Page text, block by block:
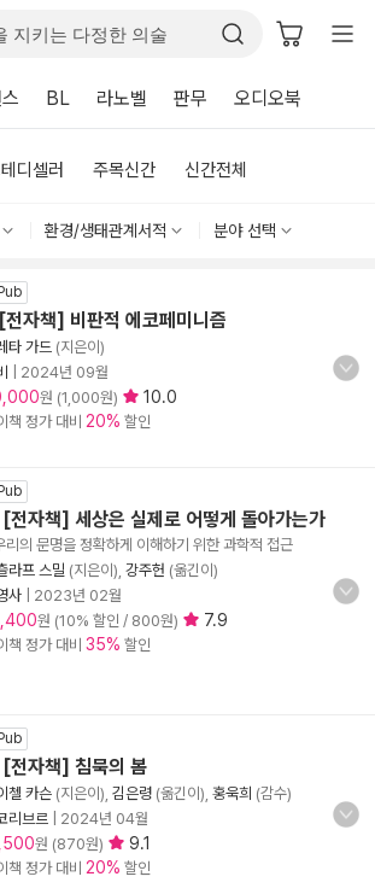
BL 라노벨 판무 오디오북
디셀러 주목신간 신간전체
환경/생태관계서적 분야 선택
전자책] 비판적 에코페미니즘
타 가드 (지은이)
2024년 09월
원 (1,000원) 10.0
책 정가 대비 20% 할인
전자책] 세상은 실제로 어떻게 돌아가는가
리의 문명을 정확하게 이해하기 위한 과학적 접근
라프 스밀 (지은이), 강주헌 (옮긴이)
사
2023년 02월
원 (10% 할인 / 800원) 7.9
책 정가 대비 35% 할인
전자책] 침묵의 봄
첼 카슨 (지은이), 김은령 (옮긴이), 홍욱희 (감수)
리브르
2024년 04월
원 (870원) 9.1
책 정가 대비 20% 할인